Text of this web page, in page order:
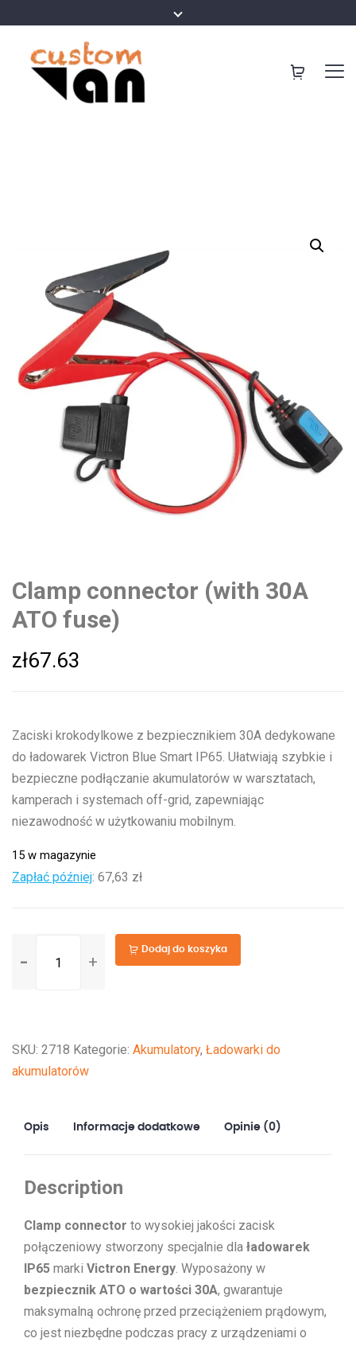
Clamp connector (with 30A
ATO fuse)
zł67.63
Zaciski krokodylkowe z bezpiecznikiem 30A dedykowane
do ładowarek Victron Blue Smart IP65. Ułatwiają szybkie i
bezpieczne podłączanie akumulatorów w warsztatach,
kamperach i systemach off-grid, zapewniając
niezawodność w użytkowaniu mobilnym.
15 w magazynie
Zapłać później: 67,63 zł
Clamp
ATO
fuse)
Dodaj do koszyka
SKU: 2718 Kategorie: Akumulatory, Ładowarki do
akumulatorów
Opis Informacje dodatkowe Opinie (0)
Description
Clamp connector to wysokiej jakości zacisk
połączeniowy stworzony specjalnie dla ładowarek
IP65 marki Victron Energy. Wyposażony w
bezpiecznik ATO o wartości 30A, gwarantuje
maksymalną ochronę przed przeciążeniem prądowym,
co jest niezbędne podczas pracy z urządzeniami o